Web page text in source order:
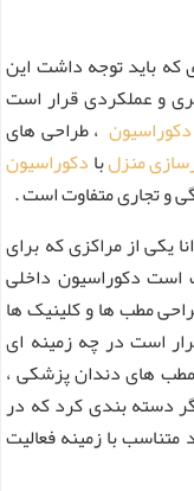
که باید توجه داشت این
و عملکردی قرار است
، طراحی های
منزلبادکوراسیون
و تجاری متفاوت است .
یکی از مراکزی که برای
است دکوراسیون داخلی
مطب ها و کلینیک ها
است در چه زمینه ای
های دندان پزشکی ،
دسته بندی کرد که در
با زمینه فعالیت